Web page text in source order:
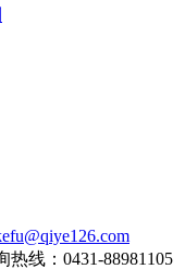
热线：0431-88981105